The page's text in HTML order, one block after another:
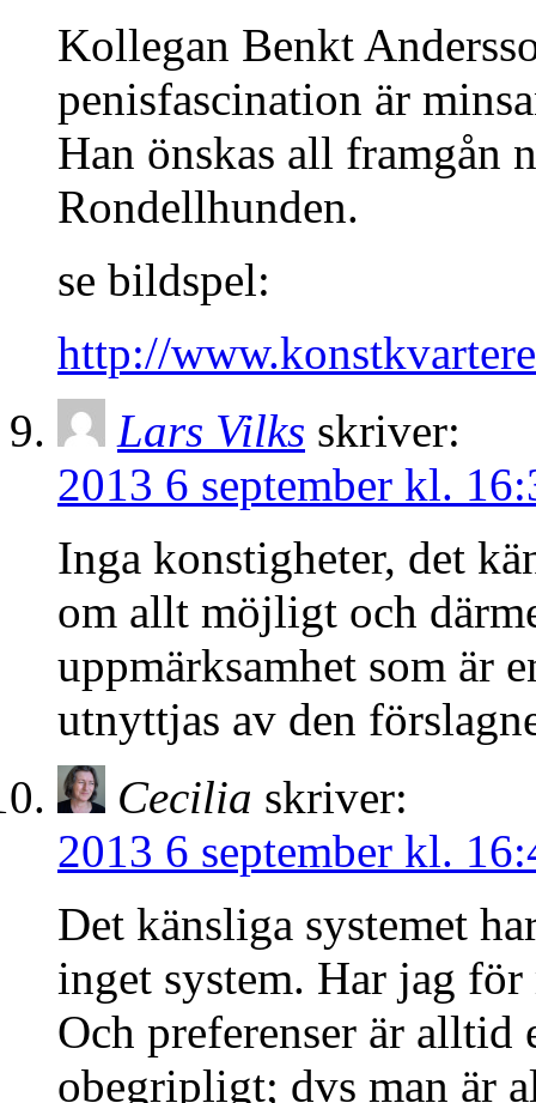
Kollegan Benkt
penisfascination är
Han önskas all framgån
Rondellhunden.
se bildspel:
http://
Lars Vilks skriver:
2013 6 september kl.
Inga konstigheter, det
om allt möjligt och
uppmärksamhet som är
utnyttjas av den
Cecilia skriver:
2013 6 september kl.
Det känsliga systemet
inget system. Har jag för
Och preferenser är alltid
obegripligt; dvs man är